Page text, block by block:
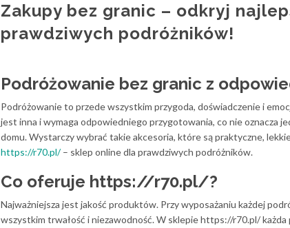
Zakupy bez granic – odkryj
prawdziwych podróżników!
Podróżowanie bez granic z
Podróżowanie to przede wszystkim przygoda, doświadczenie i
jest inna i wymaga odpowiedniego przygotowania, co nie oznacza
domu. Wystarczy wybrać takie akcesoria, które są praktyczne,
https://r70.pl/– sklep online dla prawdziwych podróżników.
Co oferuje https://r70.pl/?
Najważniejsza jest jakość produktów. Przy wyposażaniu każdej
wszystkim trwałość i niezawodność. W sklepie https://r70.pl/